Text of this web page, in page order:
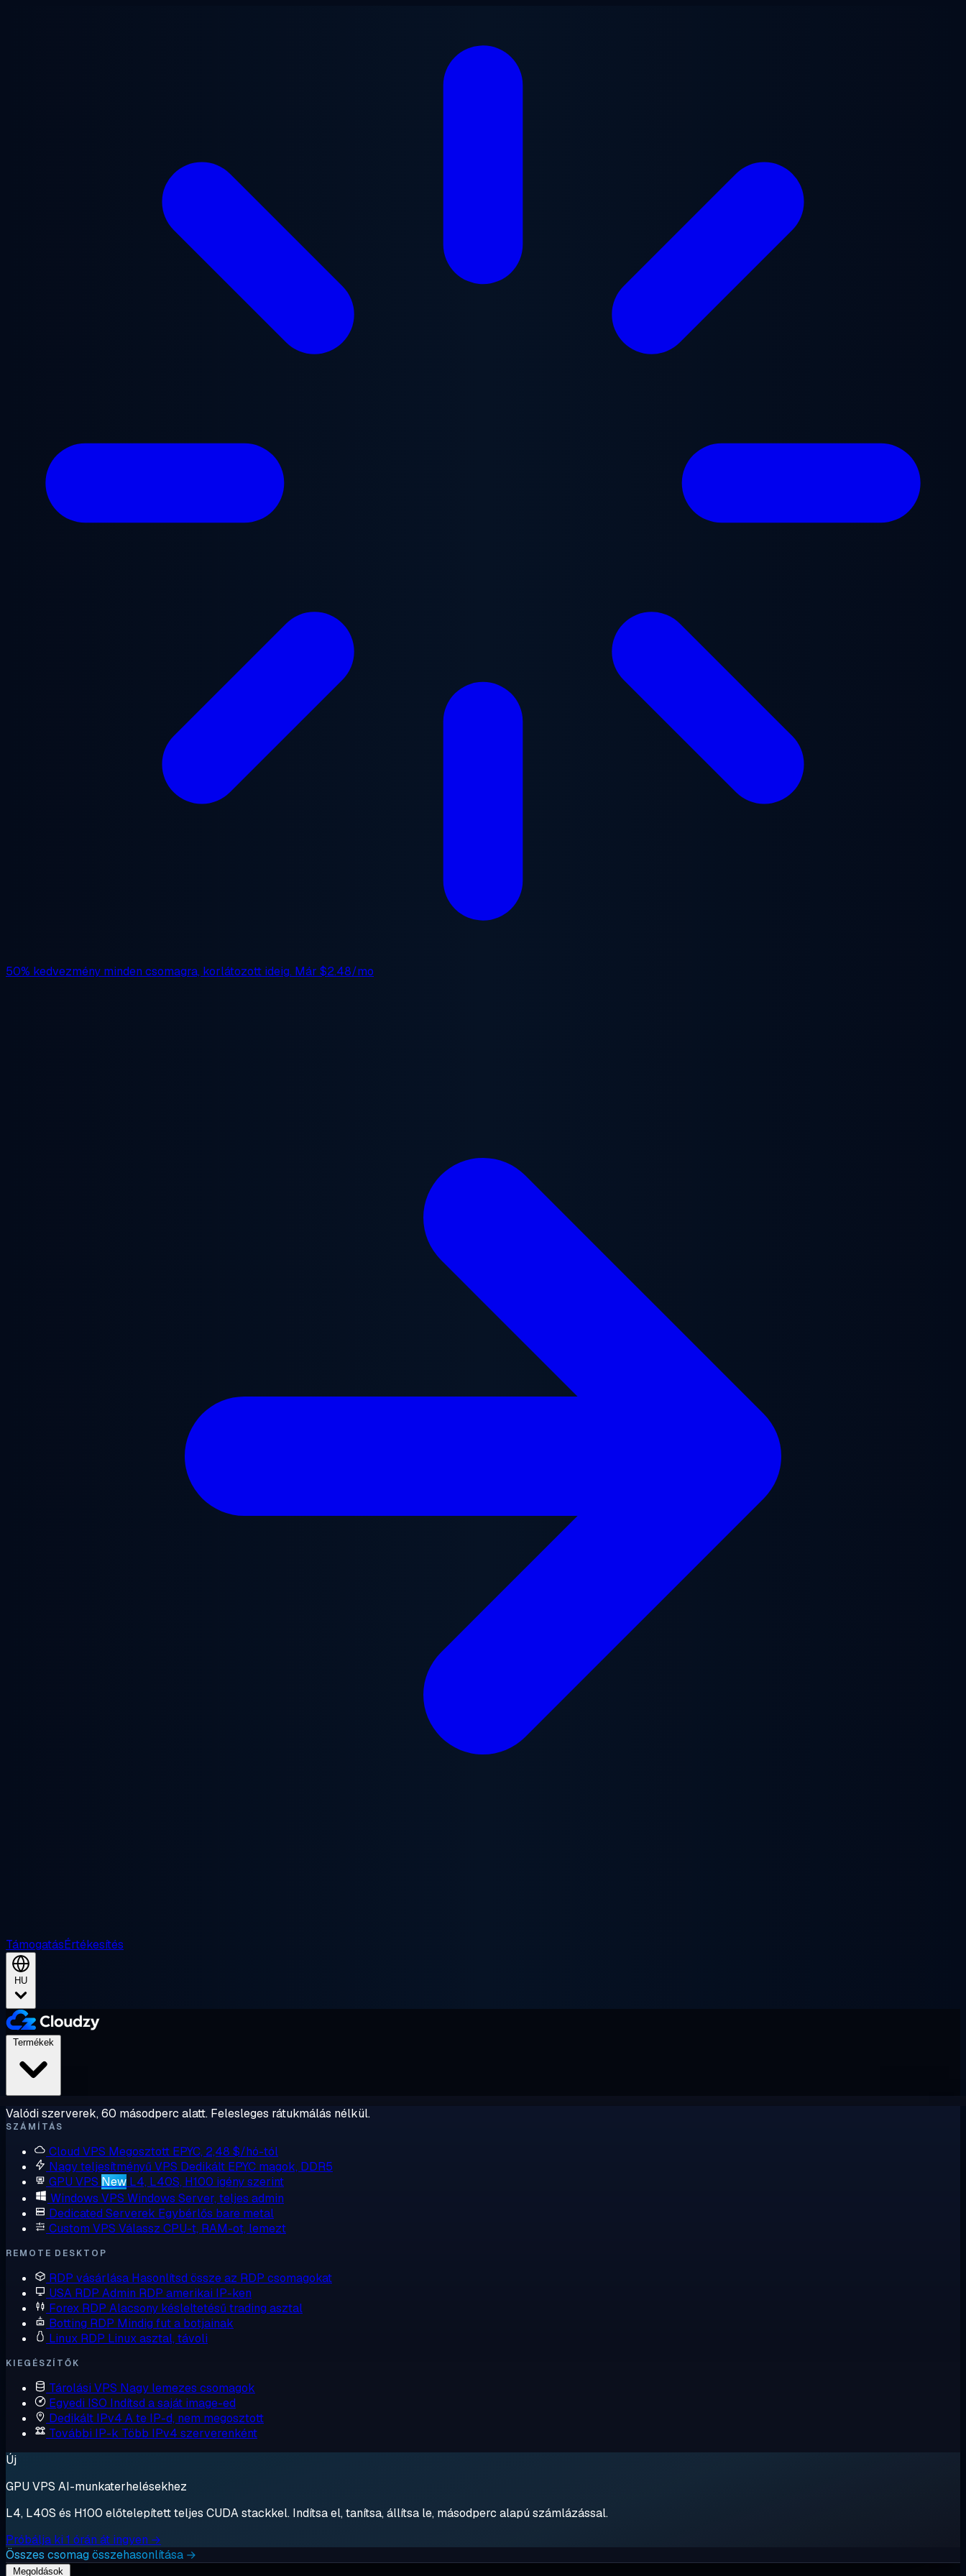
50% kedvezmény minden csomagra, korlátozott ideig. Már $2.48/mo
TámogatásÉrtékesítés
HU
Valódi szerverek, 60 másodperc alatt. Felesleges rátukmálás nélkül.
SZÁMÍTÁS
Cloud VPS Megosztott EPYC, 2,48 $/hó-tól
Nagy teljesítményű VPS Dedikált EPYC magok, DDR5
GPU VPS New L4, L40S, H100 igény szerint
Windows VPS Windows Server, teljes admin
Dedicated Serverek Egybérlős bare metal
Custom VPS Válassz CPU-t, RAM-ot, lemezt
REMOTE DESKTOP
RDP vásárlása Hasonlítsd össze az RDP csomagokat
USA RDP Admin RDP amerikai IP-ken
Forex RDP Alacsony késleltetésű trading asztal
Botting RDP Mindig fut a botjainak
Linux RDP Linux asztal, távoli
KIEGÉSZÍTŐK
Tárolási VPS Nagy lemezes csomagok
Egyedi ISO Indítsd a saját image-ed
Dedikált IPv4 A te IP-d, nem megosztott
További IP-k Több IPv4 szerverenként
Új
GPU VPS AI-munkaterhelésekhez
L4, L40S és H100 előtelepített teljes CUDA stackkel. Indítsa el, tanítsa, állítsa le, másodperc alapú számlázással.
Próbálja ki 1 órán át ingyen →
Összes csomag összehasonlítása →